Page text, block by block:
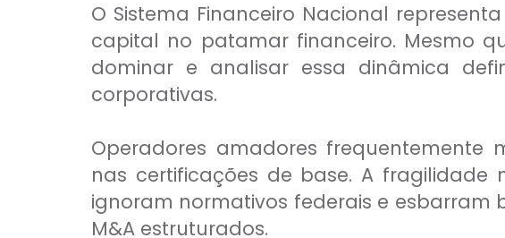
O Sistema Financeiro Nacional
capital no patamar financeiro. Mesmo
dominar e analisar essa dinâmica
corporativas.
Operadores amadores frequentemente
nas certificações de base. A
ignoram normativos federais e
M&A estruturados.